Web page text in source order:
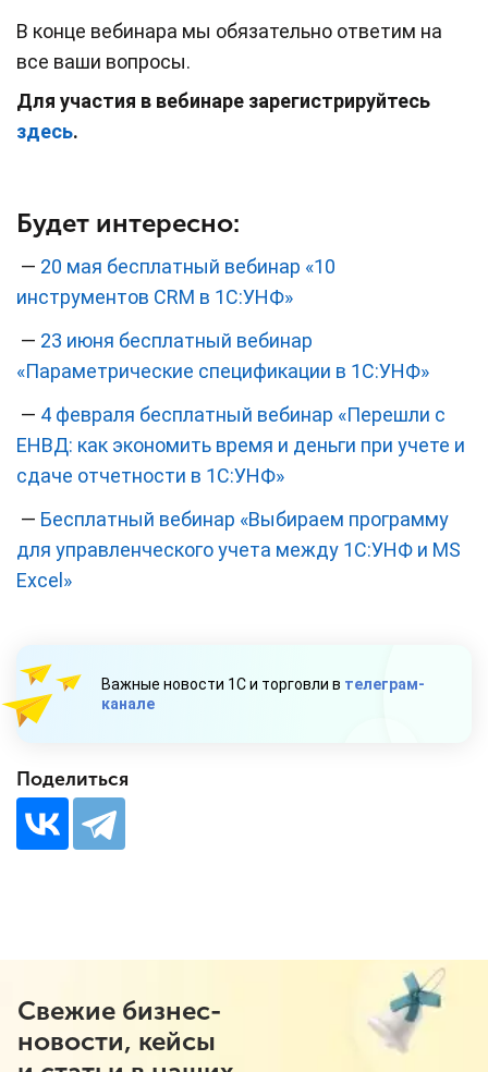
В конце вебинара мы обязательно ответим на
все ваши вопросы.
Для участия в вебинаре зарегистрируйтесь
здесь.
Будет интересно:
— 20 мая бесплатный вебинар «10
инструментов CRM в 1С:УНФ»
— 23 июня бесплатный вебинар
«Параметрические спецификации в 1С:УНФ»
— 4 февраля бесплатный вебинар «Перешли с
ЕНВД: как экономить время и деньги при учете и
сдаче отчетности в 1С:УНФ»
— Бесплатный вебинар «Выбираем программу
для управленческого учета между 1С:УНФ и MS
Excel»
Важные новости 1С и торговли в телеграм-
канале
Поделиться
Свежие бизнес-
новости, кейсы